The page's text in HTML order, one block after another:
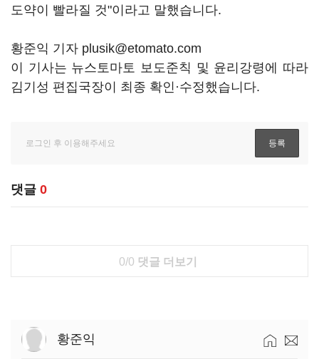
도약이 빨라질 것"이라고 말했습니다.
황준익 기자 plusik@etomato.com
이 기사는 뉴스토마토 보도준칙 및 윤리강령에 따라
김기성 편집국장이 최종 확인·수정했습니다.
댓글 0
0/0 댓글 더보기
황준익